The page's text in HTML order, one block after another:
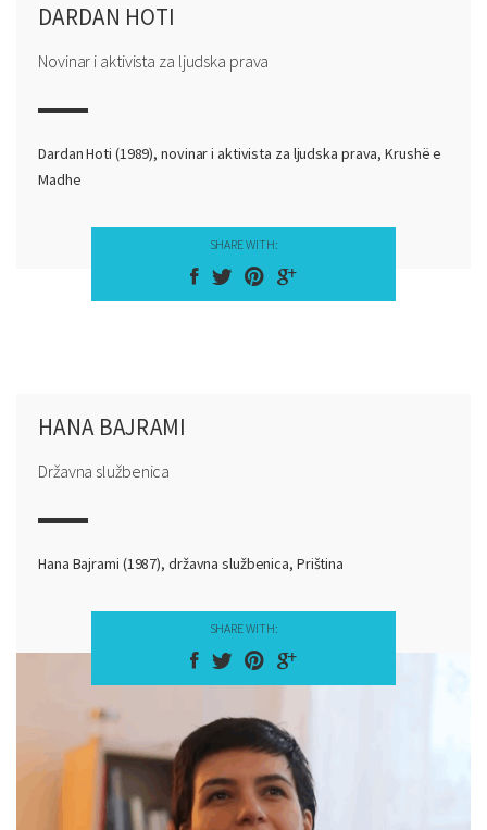
DARDAN HOTI
Novinar i aktivista za ljudska prava
Dardan Hoti (1989), novinar i aktivista za ljudska prava, Krushë e
Madhe
SHARE WITH:
HANA BAJRAMI
Državna službenica
Hana Bajrami (1987), državna službenica, Priština
SHARE WITH: